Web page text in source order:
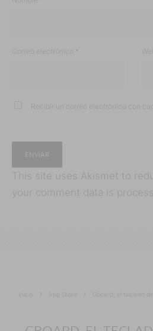
Correo electrónico Web
Recibir un correo electrónico con
This site uses Akismet to
your comment data is
App Store Gboard, el teclado